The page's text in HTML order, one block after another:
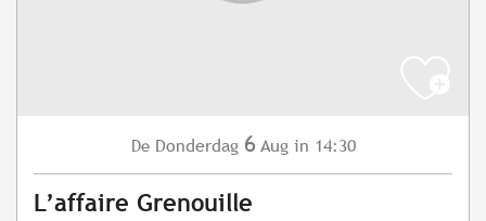
De Donderdag 6 Aug in 14:30
L’affaire Grenouille